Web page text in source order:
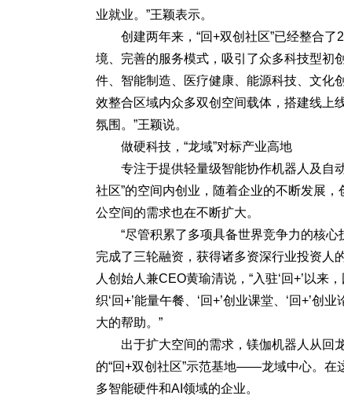
业就业。”王颖表示。
创建两年来，“回+双创社区”已经整合
境、完善的服务模式，吸引了众多科技型初
件、智能制造、医疗健康、能源科技、文化
效整合区域内众多双创空间载体，搭建线上
氛围。”王颖说。
做硬科技，“龙域”对标产业高地
专注于提供轻量级智能协作机器人及自
社区”的空间内创业，随着企业的不断发展
公空间的需求也在不断扩大。
“尽管积累了多项具备世界竞争力的核
完成了三轮融资，获得诸多资深行业投资人
人创始人兼CEO黄瑜清说，“入驻‘回+’以来
织‘回+’能量午餐、‘回+’创业课堂、‘回+’
大的帮助。”
出于扩大空间的需求，镁伽机器人从回
的“回+双创社区”示范基地——龙域中心。在
多智能硬件和AI领域的企业。